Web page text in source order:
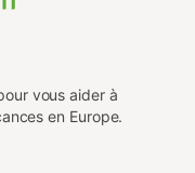
vous aider à
en Europe.